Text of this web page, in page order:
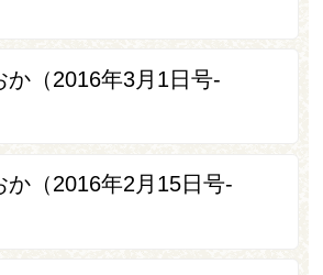
か（2016年3月1日号-
か（2016年2月15日号-